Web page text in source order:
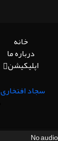
No audio
خانه
درباره ما
اپلیکیشن
سجاد افتخاری